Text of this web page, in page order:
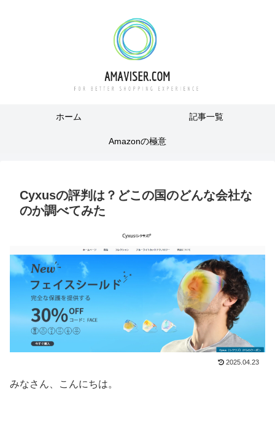
ホーム 記事一覧
Amazonの極意
Cyxusの評判は？どこの国のどんな会社な
のか調べてみた
2025.04.23
みなさん、こんにちは。